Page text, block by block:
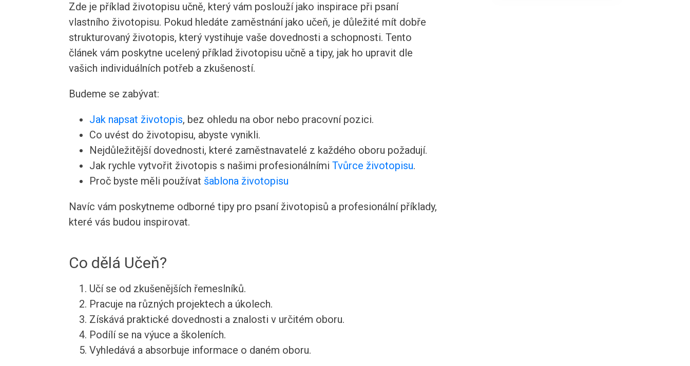
Zde je příklad životopisu učně, který vám poslouží jako inspirace při psaní
vlastního životopisu. Pokud hledáte zaměstnání jako učeň, je důležité mít dobře
strukturovaný životopis, který vystihuje vaše dovednosti a schopnosti. Tento
článek vám poskytne ucelený příklad životopisu učně a tipy, jak ho upravit dle
vašich individuálních potřeb a zkušeností.
Budeme se zabývat:
Jak napsat životopis, bez ohledu na obor nebo pracovní pozici.
Co uvést do životopisu, abyste vynikli.
Nejdůležitější dovednosti, které zaměstnavatelé z každého oboru požadují.
Jak rychle vytvořit životopis s našimi profesionálnímiTvůrce životopisu.
Proč byste měli používat šablona životopisu
Navíc vám poskytneme odborné tipy pro psaní životopisů a profesionální příklady,
které vás budou inspirovat.
Co dělá Učeň?
Učí se od zkušenějších řemeslníků.
Pracuje na různých projektech a úkolech.
Získává praktické dovednosti a znalosti v určitém oboru.
Podílí se na výuce a školeních.
Vyhledává a absorbuje informace o daném oboru.